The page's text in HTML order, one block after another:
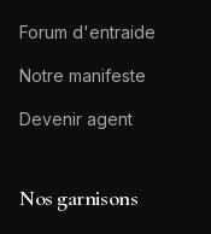
Forum d'entraide
Notre manifeste
Devenir agent
Nos garnisons